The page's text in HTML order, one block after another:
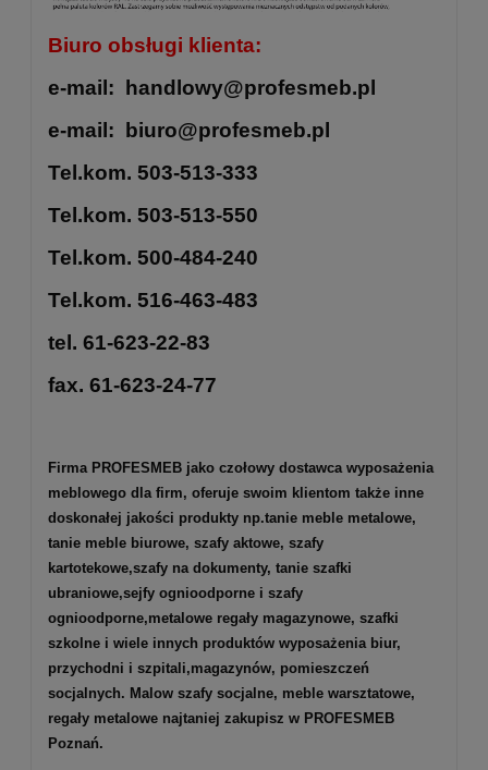
Biuro obsługi klienta:
e-mail: handlowy@profesmeb.pl
e-mail: biuro@profesmeb.pl
Tel.kom. 503-513-333
Tel.kom. 503-513-550
Tel.kom. 500-484-240
Tel.kom. 516-463-483
tel. 61-623-22-83
fax. 61-623-24-77
Firma PROFESMEB jako czołowy dostawca wyposażenia
meblowego dla firm, oferuje swoim klientom także inne
doskonałej jakości produkty np.tanie meble metalowe,
tanie meble biurowe, szafy aktowe, szafy
kartotekowe,szafy na dokumenty, tanie szafki
ubraniowe,sejfy ognioodporne i szafy
ognioodporne,metalowe regały magazynowe, szafki
szkolne i wiele innych produktów wyposażenia biur,
przychodni i szpitali,magazynów, pomieszczeń
socjalnych. Malow szafy socjalne, meble warsztatowe,
regały metalowe najtaniej zakupisz w PROFESMEB
Poznań.